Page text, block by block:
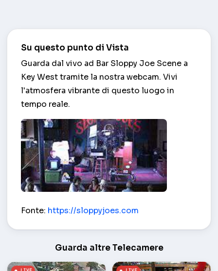
Su questo punto di Vista
Guarda dal vivo ad Bar Sloppy Joe Scene a
Key West tramite la nostra webcam. Vivi
l'atmosfera vibrante di questo luogo in
tempo reale.
Fonte: https://sloppyjoes.com
Guarda altre Telecamere